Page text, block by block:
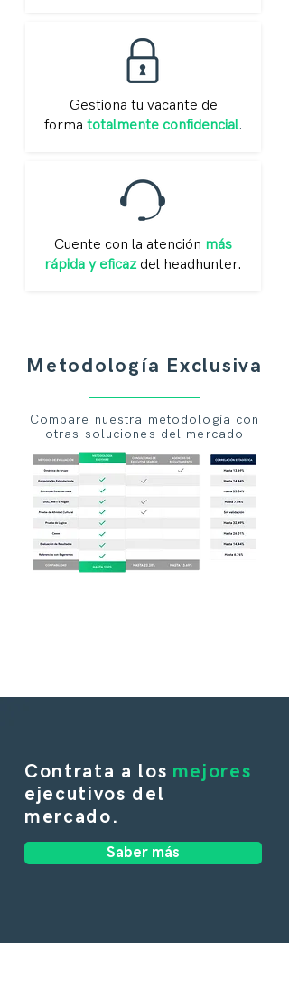
Gestiona tu vacante de
forma totalmente confidencial.
Cuente con la atención más
rápida y eficazdel headhunter.
Metodología Exclusiva
Compare nuestra metodología con
otras soluciones del mercado
Contrata a los mejores
ejecutivos del
mercado.
Saber más